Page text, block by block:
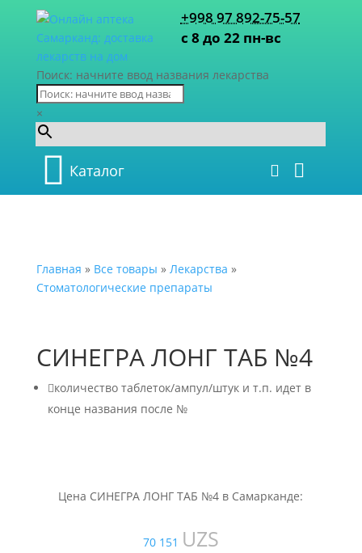
+998 97 892-75-57
с 8 до 22 пн-вс
Поиск: начните ввод названия лекарства
×
Каталог
Главная » Все товары » Лекарства »
Стоматологические препараты
СИНЕГРА ЛОНГ ТАБ №4
количество таблеток/ампул/штук и т.п. идет в
конце названия после №
Цена СИНЕГРА ЛОНГ ТАБ №4 в Самарканде:
70 151 UZS